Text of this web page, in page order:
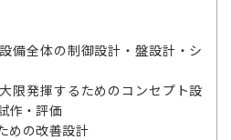
備全体の制御設計・盤設計・シ
限発揮するためのコンセプト設
作・評価
めの改善設計